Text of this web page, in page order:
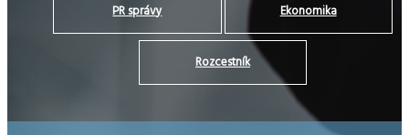
PR správy Ekonomika
Rozcestník